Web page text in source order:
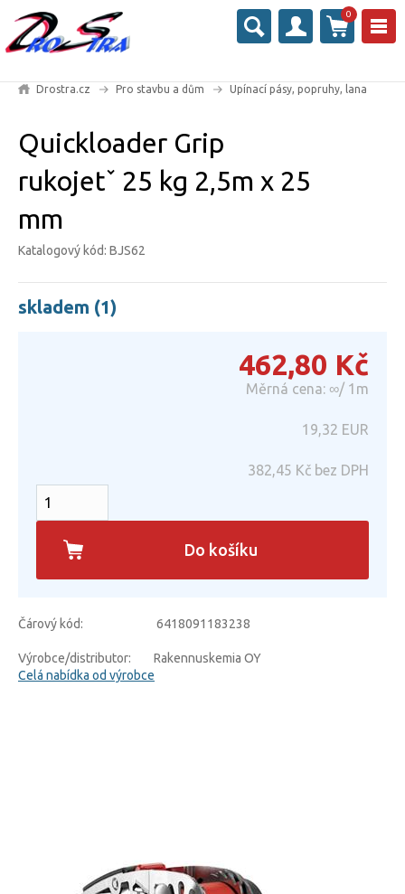
0
Drostra.cz Pro stavbu a dům Upínací pásy, popruhy, lana
Quickloader Grip
rukojetˇ 25 kg 2,5m x 25
mm
Katalogový kód: BJS62
skladem (1)
462,80 Kč
Měrná cena: ∞/ 1m
19,32 EUR
382,45 Kč bez DPH
Do košíku
Čárový kód: 6418091183238
Výrobce/distributor:
Rakennuskemia OY
Celá nabídka od výrobce